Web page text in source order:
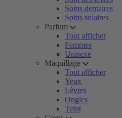
Soins dentaires
Soins solaires
Parfum
Tout afficher
Femmes
Unisexe
Maquillage
Tout afficher
Yeux
Lèvres
Ongles
Teint